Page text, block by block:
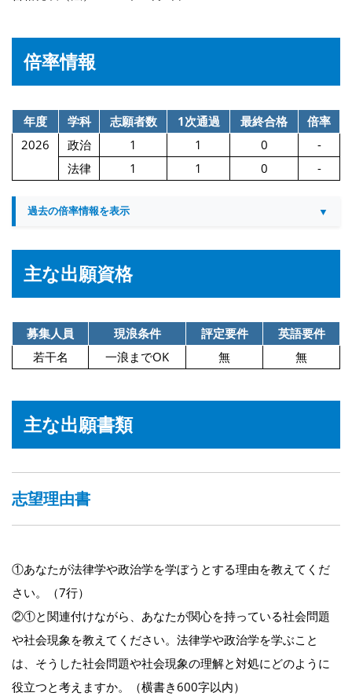
倍率情報
年度 学科 志願者数 1次通過 最終合格
倍率
2026
政治 1 1 0
-
法律
1 1 0 -
過去の倍率情報を表示
主な出願資格
募集人員 現浪条件 評定要件
英語要件
若干名
一浪までOK 無 無
主な出願書類
志望理由書
①あなたが法律学や政治学を学ぼうとする理由を教えてくだ
さい。（7行）
②①と関連付けながら、あなたが関心を持っている社会問題
や社会現象を教えてください。法律学や政治学を学ぶこと
は、そうした社会問題や社会現象の理解と対処にどのように
役立つと考えますか。（横書き600字以内）